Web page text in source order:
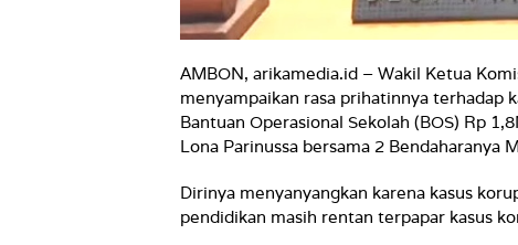
AMBON, arikamedia.id – Wakil Ketua
menyampaikan rasa prihatinnya terhadap
Bantuan Operasional Sekolah (BOS) Rp
Lona Parinussa bersama 2
Dirinya menyanyangkan karena kasus
pendidikan masih rentan terpapar kasus